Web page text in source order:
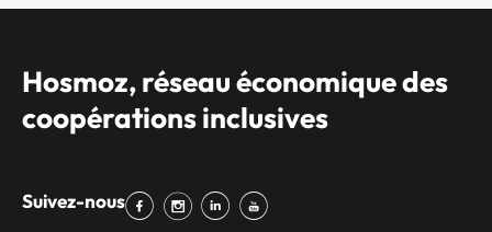
Hosmoz, réseau économique des
coopérations inclusives
Suivez-nous